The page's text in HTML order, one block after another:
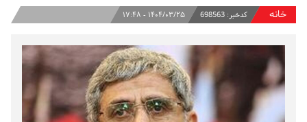
خانه کدخبر: 698563 ۱۴۰۴/۰۳/۲۵ - ۱۷:۴۸